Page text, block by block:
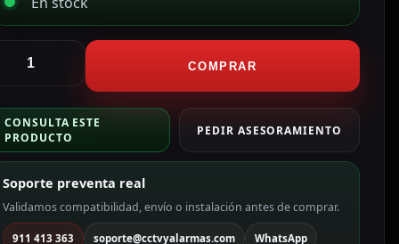
COMPRAR
CONSULTA ESTE
PRODUCTO
PEDIR ASESORAMIENTO
Soporte preventa real
Validamos compatibilidad, envío o instalación antes de comprar.
911 413 363 soporte@cctvyalarmas.com WhatsApp